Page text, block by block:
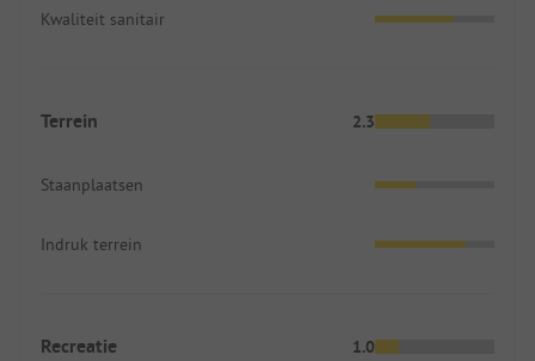
Kwaliteit sanitair
Terrein 2.3
Staanplaatsen
Indruk terrein
Recreatie 1.0